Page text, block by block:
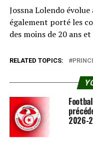
Jossna Lolendo
également porté les
des moins de 20 ans
RELATED TOPICS:
2026-